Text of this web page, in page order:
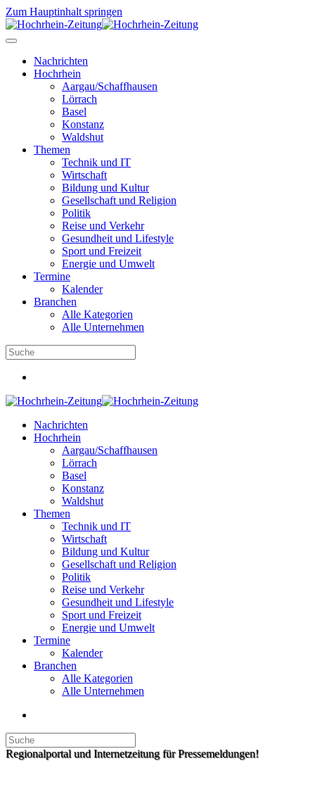
Zum Hauptinhalt springen
Nachrichten
Hochrhein
Aargau/Schaffhausen
Lörrach
Basel
Konstanz
Waldshut
Themen
Technik und IT
Wirtschaft
Bildung und Kultur
Gesellschaft und Religion
Politik
Reise und Verkehr
Gesundheit und Lifestyle
Sport und Freizeit
Energie und Umwelt
Termine
Kalender
Branchen
Alle Kategorien
Alle Unternehmen
Nachrichten
Hochrhein
Aargau/Schaffhausen
Lörrach
Basel
Konstanz
Waldshut
Themen
Technik und IT
Wirtschaft
Bildung und Kultur
Gesellschaft und Religion
Politik
Reise und Verkehr
Gesundheit und Lifestyle
Sport und Freizeit
Energie und Umwelt
Termine
Kalender
Branchen
Alle Kategorien
Alle Unternehmen
Regionalportal und Internetzeitung für Pressemeldungen!